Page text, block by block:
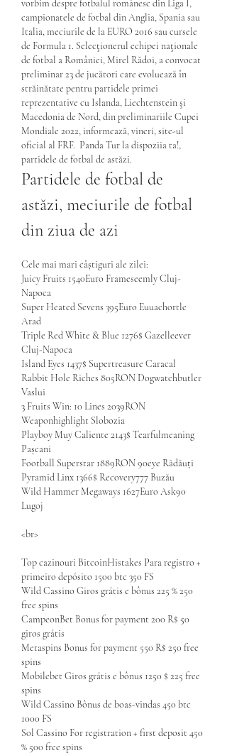
vorbim despre fotbalul românesc din Liga I,
campionatele de fotbal din Anglia, Spania sau
Italia, meciurile de la EURO 2016 sau cursele
de Formula 1. Selecţionerul echipei naţionale
de fotbal a României, Mirel Rădoi, a convocat
preliminar 23 de jucători care evoluează în
străinătate pentru partidele primei
reprezentative cu Islanda, Liechtenstein şi
Macedonia de Nord, din preliminariile Cupei
Mondiale 2022, informează, vineri, site-ul
oficial al FRF.  Panda Tur la dispoziia ta!,
partidele de fotbal de astăzi.
Partidele de fotbal de
astăzi, meciurile de fotbal
din ziua de azi
Cele mai mari câștiguri ale zilei:
Juicy Fruits 1540Euro Frameseemly Cluj-
Napoca
Super Heated Sevens 395Euro Euuachortle
Arad
Triple Red White & Blue 1276$ Gazelleever
Cluj-Napoca
Island Eyes 1437$ Supertreasure Caracal
Rabbit Hole Riches 805RON Dogwatchbutler
Vaslui
3 Fruits Win: 10 Lines 2039RON
Weaponhighlight Slobozia
Playboy Muy Caliente 2143$ Tearfulmeaning
Pașcani
Football Superstar 1889RON 90eye Rădăuți
Pyramid Linx 1366$ Recovery777 Buzău
Wild Hammer Megaways 1627Euro Ask90
Lugoj
<br>
Top cazinouri BitcoinHistakes Para registro +
primeiro depósito 1500 btc 350 FS
Wild Cassino Giros grátis e bônus 225 % 250
free spins
CampeonBet Bonus for payment 200 R$ 50
giros grátis
Metaspins Bonus for payment 550 R$ 250 free
spins
Mobilebet Giros grátis e bônus 1250 $ 225 free
spins
Wild Cassino Bônus de boas-vindas 450 btc
1000 FS
Sol Cassino For registration + first deposit 450
% 500 free spins